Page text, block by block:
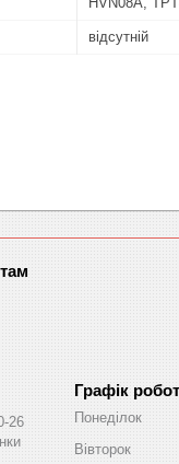
відсутній
26
Графік
Понеділок
Вівторок